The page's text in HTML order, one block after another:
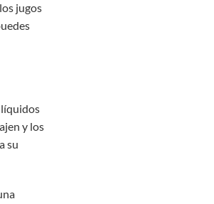
jugos
líquidos
y los
su